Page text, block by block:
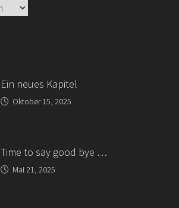
Ein neues Kapitel
Oktober 15, 2025
Time to say good bye …
Mai 21, 2025